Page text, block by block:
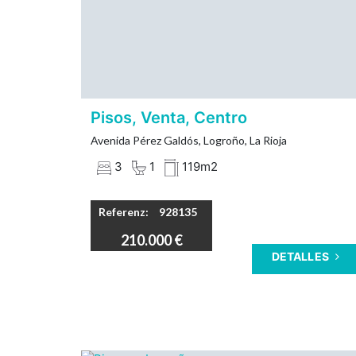
Zona con todos los servicios.
Si te gusta vivir en el centro ven a visitar
Pisos, Venta, Centro
Avenida Pérez Galdós, Logroño, La Rioja
3 1 119m2
Referenz: 928135
210.000 €
DETALLES